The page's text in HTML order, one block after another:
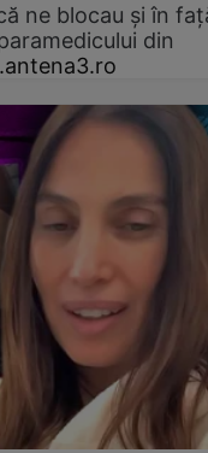
ne blocau şi în
din